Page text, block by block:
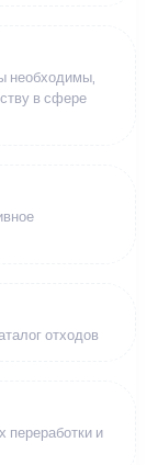
необходимы,
в сфере
отходов
переработки и